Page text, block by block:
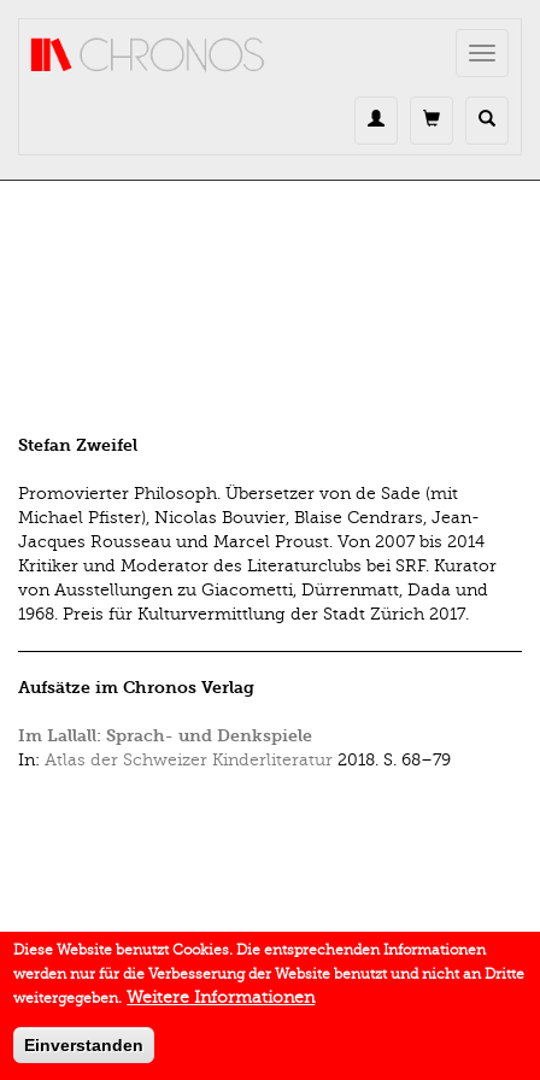
Toggle
Stefan Zweifel
Promovierter Philosoph. Übersetzer von de Sade (mit
Michael Pfister), Nicolas Bouvier, Blaise Cendrars, Jean-
Jacques Rousseau und Marcel Proust. Von 2007 bis 2014
Kritiker und Moderator des Literaturclubs bei SRF. Kurator
von Ausstellungen zu Giacometti, Dürrenmatt, Dada und
1968. Preis für Kulturvermittlung der Stadt Zürich 2017.
Aufsätze im Chronos Verlag
Im Lallall: Sprach- und Denkspiele
In: Atlas der Schweizer Kinderliteratur 2018. S. 68–79
Diese Website benutzt Cookies. Die entsprechenden Informationen
werden nur für die Verbesserung der Website benutzt und nicht an Dritte
weitergegeben. Weitere Informationen
Einverstanden